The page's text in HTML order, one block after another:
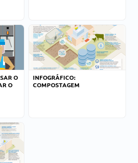
O
O
INFOGRÁFICO:
COMPOSTAGEM